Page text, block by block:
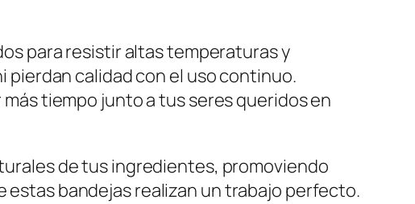
para resistir altas temperaturas y
calidad con el uso continuo.
tiempo junto a tus seres queridos en
de tus ingredientes, promoviendo
bandejas realizan un trabajo perfecto.